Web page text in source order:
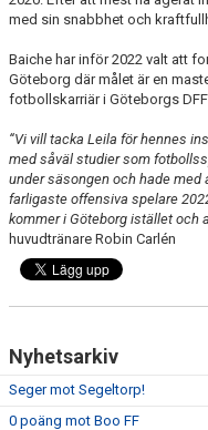
med sin snabbhet och
Baiche har inför 2022 valt att
Göteborg där målet är en
fotbollskarriär i Göteborgs
“Vi vill tacka Leila för hennes
med såväl studier som
under säsongen och hade med
farligaste offensiva spelare
kommer i Göteborg istället och
huvudtränare Robin Carlén
Nyhetsarkiv
Seger mot Segeltorp!
0 poäng mot Boo FF